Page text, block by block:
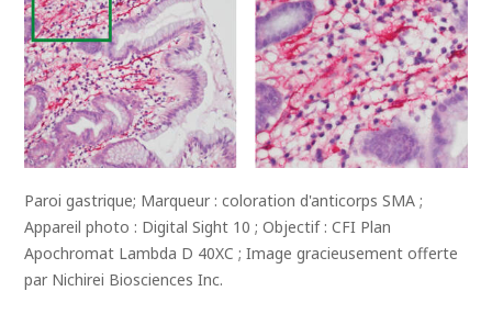
Paroi gastrique; Marqueur : coloration d'anticorps SMA ;
Appareil photo : Digital Sight 10 ; Objectif : CFI Plan
Apochromat Lambda D 40XC ; Image gracieusement offerte
par Nichirei Biosciences Inc.